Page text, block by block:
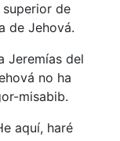
de
de Jehová.
Jeremías del
no ha
misabib.
aquí, haré